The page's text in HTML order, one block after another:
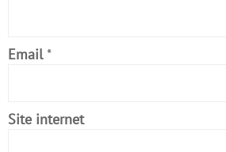
Email *
Site internet